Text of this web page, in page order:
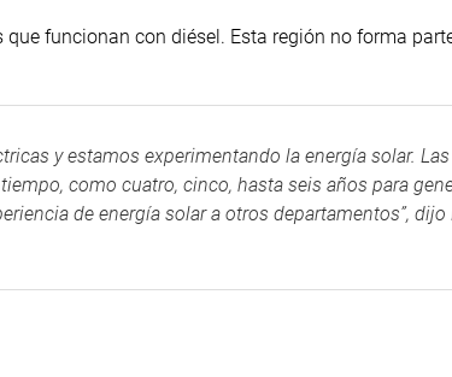
funcionan con diésel. Esta región no forma
y estamos experimentando la energía solar.
como cuatro, cinco, hasta seis años para
de energía solar a otros departamentos”, dijo